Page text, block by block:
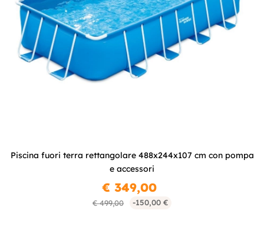
Piscina fuori terra rettangolare 488x244x107 cm con pompa
e accessori
€ 499,00 -150,00 €
€ 349,00